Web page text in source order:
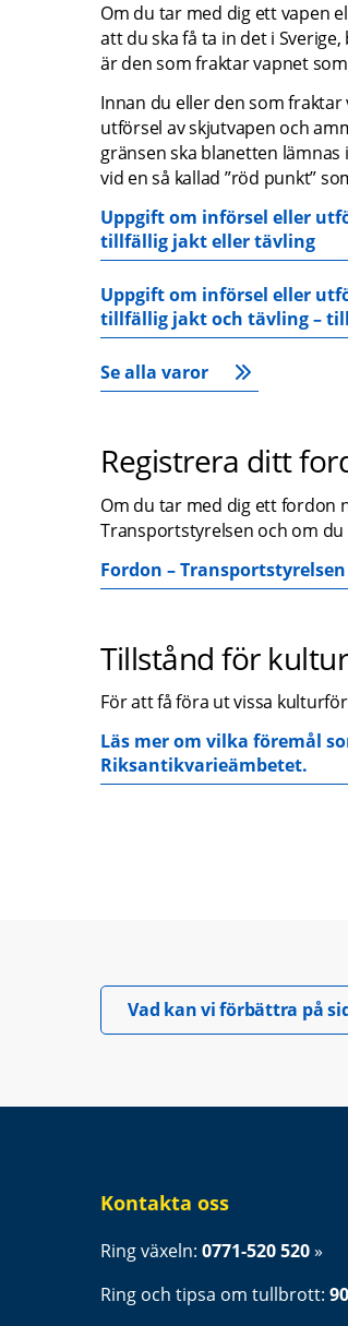
Om du tar med dig ett vapen
att du ska få ta in det i
är den som fraktar vapnet
Innan du eller den som fraktar
utförsel av skjutvapen och
gränsen ska blanetten
vid en så kallad ”röd punkt”
Uppgift om införsel eller
tillfällig jakt eller tävling
pdf, 241.3 kB.
Uppgift om införsel eller
tillfällig jakt och tävling –
pdf, 127.8 kB.
Se alla varor
Registrera ditt
Om du tar med dig ett fordon
Transportstyrelsen och om
Fordon – Transportstyrelsen
Tillstånd för
För att få föra ut vissa
Läs mer om vilka föremål
Riksantikvarieämbetet.
Vad kan vi förbättra på
Kontakta oss
Ring växeln: 0771-520 520
Ring och tipsa om tullbrott: